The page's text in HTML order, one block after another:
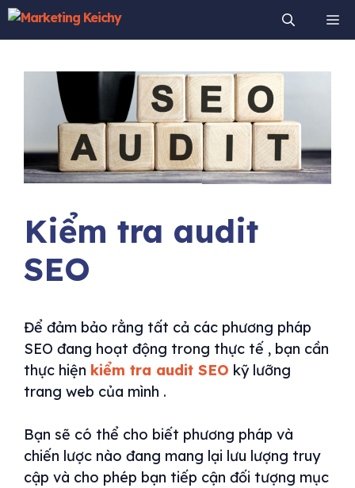
Chuyển
dung
Kiểm tra audit
SEO
Để đảm bảo rằng tất cả các phương pháp
SEO đang hoạt động trong thực tế , bạn cần
thực hiện kiểm tra audit SEO kỹ lưỡng
trang web của mình .
Bạn sẽ có thể cho biết phương pháp và
chiến lược nào đang mang lại lưu lượng truy
cập và cho phép bạn tiếp cận đối tượng mục